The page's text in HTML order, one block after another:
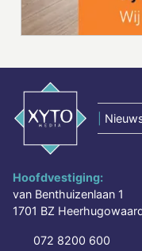
Hoofdvestiging:
van Benthuizenlaan 1
1701 BZ
072 8200 600